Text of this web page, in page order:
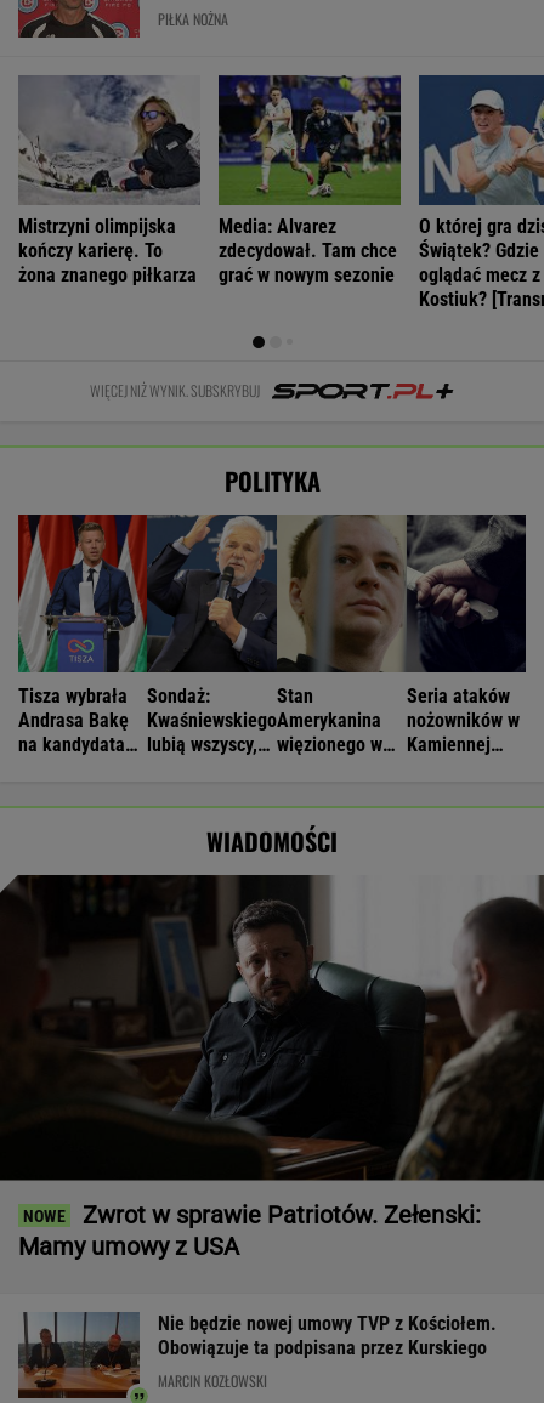
PIŁKA NOŻNA
Mistrzyni olimpijska
kończy karierę. To
żona znanego piłkarza
Media: Alvarez
zdecydował. Tam chce
grać w nowym sezonie
O której gra
Świątek? Gdzie
oglądać mecz z
Kostiuk?
WIĘCEJ NIŻ WYNIK. SUBSKRYBUJ
POLITYKA
Tisza wybrała
Andrasa Bakę
na kandydata
Sondaż:
Kwaśniewskiego
lubią wszyscy,
Stan
Amerykanina
więzionego w
Seria ataków
nożowników w
Kamiennej
WIADOMOŚCI
Zwrot w sprawie Patriotów. Zełenski:
Mamy umowy z USA
Nie będzie nowej umowy TVP z Kościołem.
Obowiązuje ta podpisana przez Kurskiego
MARCIN KOZŁOWSKI